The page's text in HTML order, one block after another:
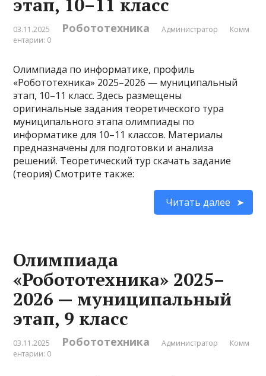
этап, 10–11 класс
03.11.2025 Робототехника Администратор
Комм
ентарии: 0
Олимпиада по информатике, профиль
«Робототехника» 2025–2026 — муниципальный
этап, 10–11 класс. Здесь размещены
оригинальные задания теоретического тура
муниципального этапа олимпиады по
информатике для 10–11 классов. Материалы
предназначены для подготовки и анализа
решений. Теоретический тур скачать задание
(теория) Смотрите также:
Читать далее
Олимпиада
«Робототехника» 2025–
2026 — муниципальный
этап, 9 класс
03.11.2025 Робототехника Администратор
Комм
ентарии: 0